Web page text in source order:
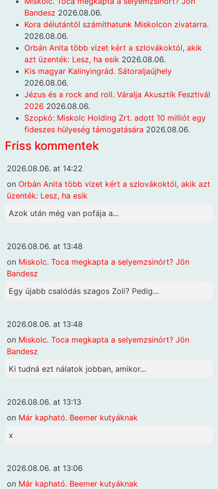
Bandesz 2026.08.06.
Kora délutántól számíthatunk Miskolcon zivatarra.
2026.08.06.
Orbán Anita több vizet kért a szlovákoktól, akik
azt üzenték: Lesz, ha esik 2026.08.06.
Kis magyar Kalinyingrád. Sátoraljaújhely
2026.08.06.
Jézus és a rock and roll. Váralja Akusztik Fesztivál
2026 2026.08.06.
Szopkó: Miskolc Holding Zrt. adott 10 milliót egy
fideszes hülyeség támogatására 2026.08.06.
Friss kommentek
2026.08.06. at 14:22
on Orbán Anita több vizet kért a szlovákoktól, akik azt
üzenték: Lesz, ha esik
Azok után még van pofája a...
2026.08.06. at 13:48
on Miskolc. Toca megkapta a selyemzsinórt? Jön
Bandesz
Egy újabb csalódás szagos Zoli? Pedig...
2026.08.06. at 13:48
on Miskolc. Toca megkapta a selyemzsinórt? Jön
Bandesz
Ki tudná ezt nálatok jobban, amikor...
2026.08.06. at 13:13
on Már kapható. Beemer kutyáknak
x
2026.08.06. at 13:06
on Már kapható. Beemer kutyáknak